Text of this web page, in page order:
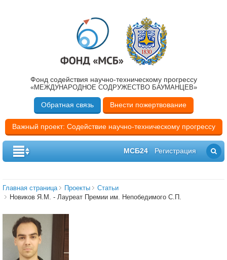
Фонд содействия научно-техническому прогрессу
«МЕЖДУНАРОДНОЕ СОДРУЖЕСТВО БАУМАНЦЕВ»
Обратная связь Внести пожертвование
Важный проект: Содействие научно-техническому прогрессу
МСБ24 Регистрация
Главная страница Проекты
Cтатьи
Новиков Я.М. - Лауреат Премии им. Непобедимого С.П.